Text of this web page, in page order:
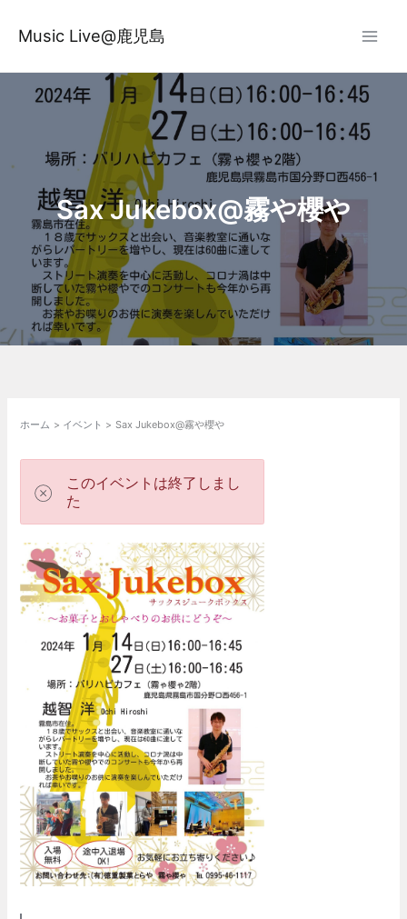
ス
Music Live@鹿児島
Sax Jukebox@霧や櫻や
ホーム イベント Sax Jukebox@霧や櫻や
このイベントは終了しまし
た